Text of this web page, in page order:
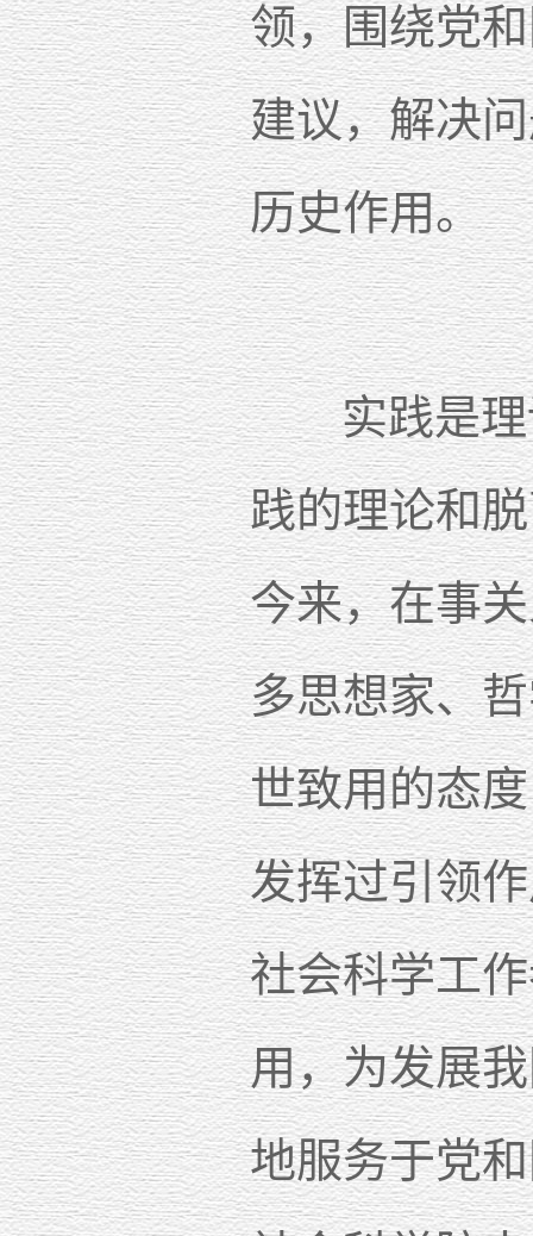
领，围绕党
建议，解决
历史作用。
实践是理论
践的理论和
今来，在事
多思想家、
世致用的态
发挥过引领
社会科学工
用，为发展
地服务于党